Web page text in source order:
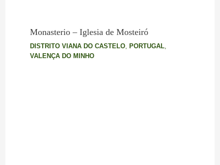
Monasterio – Iglesia de Mosteiró
DISTRITO VIANA DO CASTELO, PORTUGAL,
VALENÇA DO MINHO